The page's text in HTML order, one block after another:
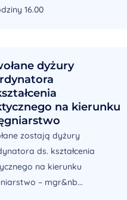
16.00
dyżury
na kierunku
zostają dyżury
ds. kształcenia
na kierunku
– mgr&nb...